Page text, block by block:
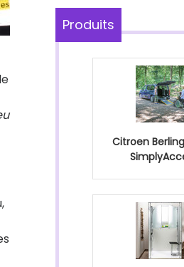
Produits
Citroen